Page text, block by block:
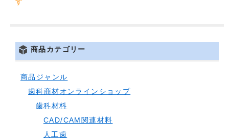
商品カテゴリー
商品ジャンル
歯科商材オンラインショップ
歯科材料
CAD/CAM関連材料
人工歯